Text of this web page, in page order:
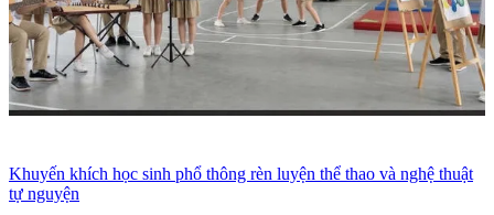
Khuyến khích học sinh phổ thông rèn luyện thể thao và nghệ thuật
tự nguyện